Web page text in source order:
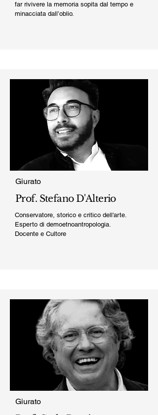
far rivivere la memoria sopita dal tempo e
minacciata dall’oblio.
Giurato
Prof. Stefano D'Alterio
Conservatore, storico e critico dell'arte.
Esperto di demoetnoantropologia.
Docente e Cultore
Giurato